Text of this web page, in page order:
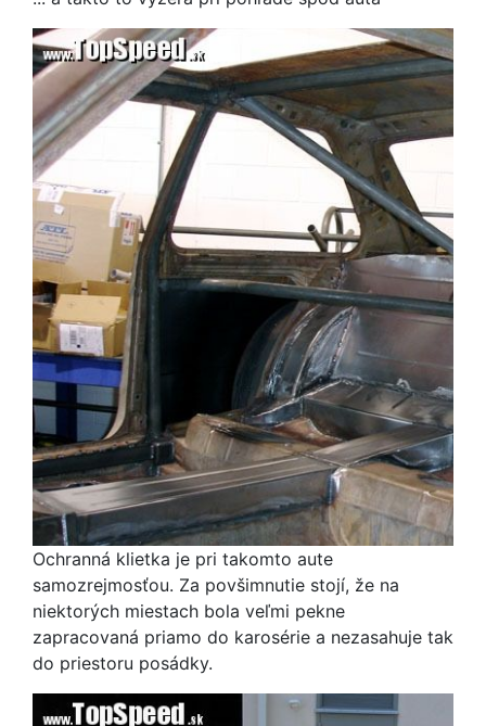
Ochranná klietka je pri takomto aute
samozrejmosťou. Za povšimnutie stojí, že na
niektorých miestach bola veľmi pekne
zapracovaná priamo do karosérie a nezasahuje tak
do priestoru posádky.